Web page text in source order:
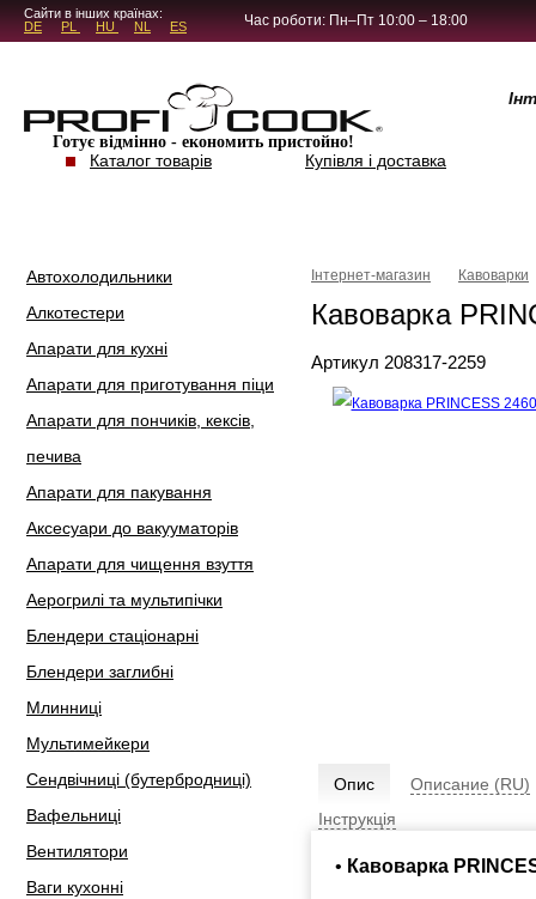
5.4.45Сайти в інших країнах:
DE
PL HU NL ES Час роботи: Пн–Пт 10:00 – 18:00
Готує відмінно - економить пристойно!
Каталог товарів Купівля і доставка
Автохолодильники
Алкотестери
Апарати для кухні
Апарати для приготування піци
Апарати для пончиків, кексів,
печива
Апарати для пакування
Аксесуари до вакууматорів
Апарати для чищення взуття
Аерогрилі та мультипічки
Блендери стаціонарні
Блендери заглибні
Млинниці
Мультимейкери
Сендвічниці (бутербродниці)
Вафельниці
Вентилятори
Ваги кухонні
Інтернет-магазин Кавоварки
Кавоварка
Артикул 208317-2259
Опис
Описание (RU)
Інструкція
• Кавоварка